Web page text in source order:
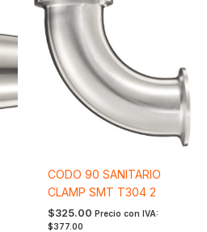
CODO 90 SANITARIO
CLAMP SMT T304 2
$325.00 Precio con IVA:
$377.00